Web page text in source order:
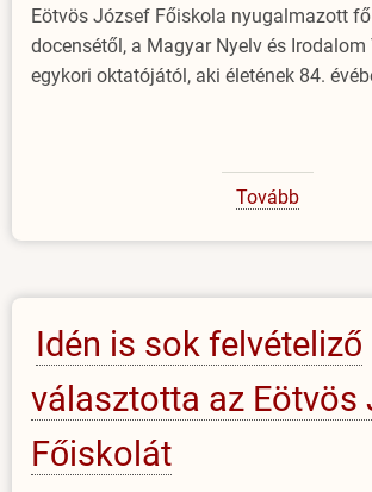
Eötvös József Főiskola nyugalmazott
docensétől, a Magyar Nyelv és Irodalom
egykori oktatójától, aki életének 84.
Tovább(Dr.
Idén is sok felvételiző
választotta az Eötvös
Főiskolát